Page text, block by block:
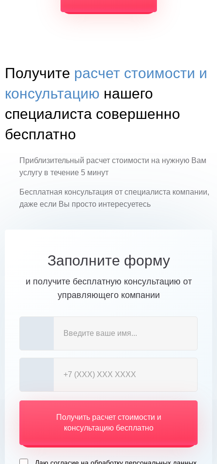
Получите расчет стоимости и
консультацию нашего
специалиста совершенно
бесплатно
Приблизительный расчет стоимости на нужную Вам
услугу в течение 5 минут
Бесплатная консультация от специалиста компании,
даже если Вы просто интересуетесь
Заполните форму
и получите бесплатную консультацию от
управляющего компании
Получить расчет стоимости и
консультацию бесплатно